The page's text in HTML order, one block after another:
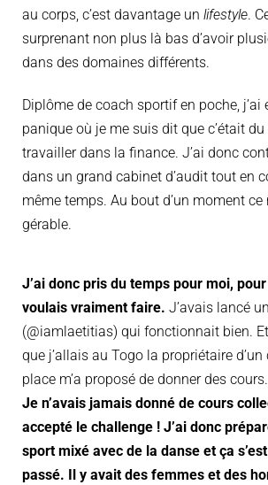
au corps, c’est davantage un lifestyle.
surprenant non plus là bas d’avoir
dans des domaines différents.
Diplôme de coach sportif en poche,
panique où je me suis dit que c’était
travailler dans la finance. J’ai donc
dans un grand cabinet d’audit tout en
même temps. Au bout d’un moment ce
gérable.
J’ai donc pris du temps pour moi,
voulais vraiment faire. J’avais lancé
(@iamlaetitias) qui fonctionnait bien.
que j’allais au Togo la propriétaire
place m’a proposé de donner des cours.
Je n’avais jamais donné de cours
accepté le challenge ! J’ai donc
sport mixé avec de la danse et ça
passé. Il y avait des femmes et des